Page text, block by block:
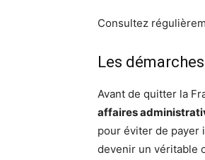
Consultez
Les
Avant de quitter la
affaires
pour éviter de payer
devenir un véritable